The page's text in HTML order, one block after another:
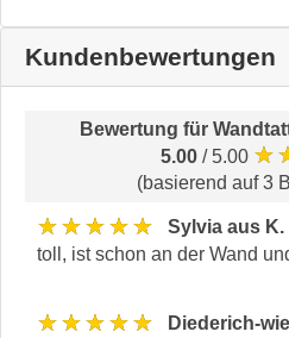
Kundenbewertungen
Bewertung für
5.00 / 5.00
(basierend auf 3
★★★★★
Sylvia aus K.
toll, ist schon an der Wand
★★★★★
Diederich-